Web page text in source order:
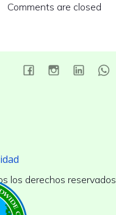
Comments are closed
los derechos reservados